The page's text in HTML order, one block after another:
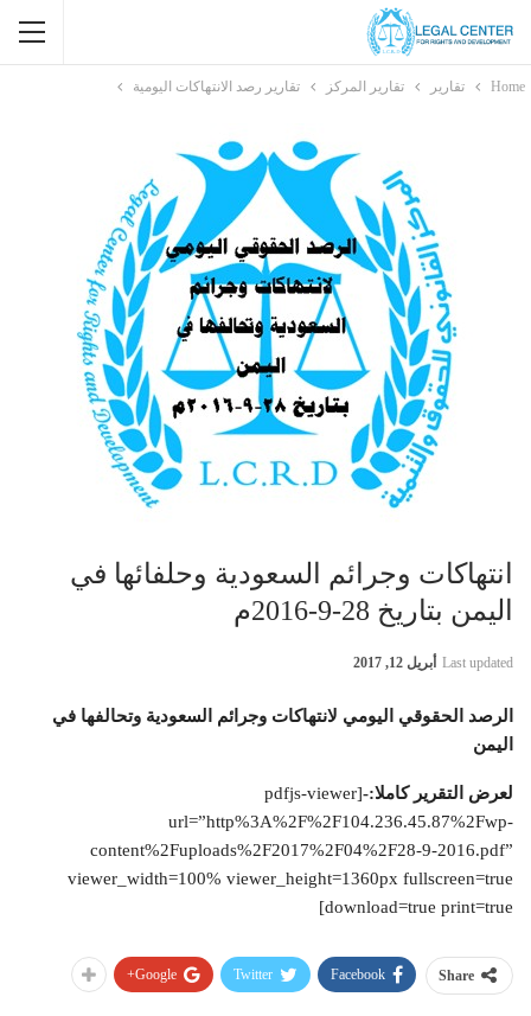
Home تقارير تقارير المركز تقارير رصد الانتهاكات اليومية
انتهاكات وجرائم السعودية وحلفائها في
اليمن بتاريخ 28-9-2016م
Last updated أبريل 12, 2017
الرصد الحقوقي اليومي لانتهاكات وجرائم السعودية وتحالفها في
اليمن
لعرض التقرير كاملا:- [pdfjs-viewer
url=”http%3A%2F%2F104.236.45.87%2Fwp-
content%2Fuploads%2F2017%2F04%2F28-9-2016.pdf”
viewer_width=100% viewer_height=1360px fullscreen=true
download=true print=true]
Share
Facebook
Twitter
Google+